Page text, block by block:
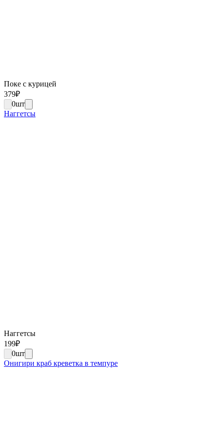
Поке с курицей
379₽
0шт
Наггетсы
Наггетсы
199₽
0шт
Онигири краб креветка в темпуре